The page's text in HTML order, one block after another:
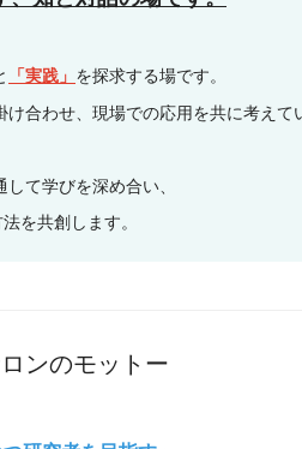
「実践」 を探求する場です。
合わせ、現場での応用を共に考えて
て学びを深め合い、
を共創します。
ンのモットー